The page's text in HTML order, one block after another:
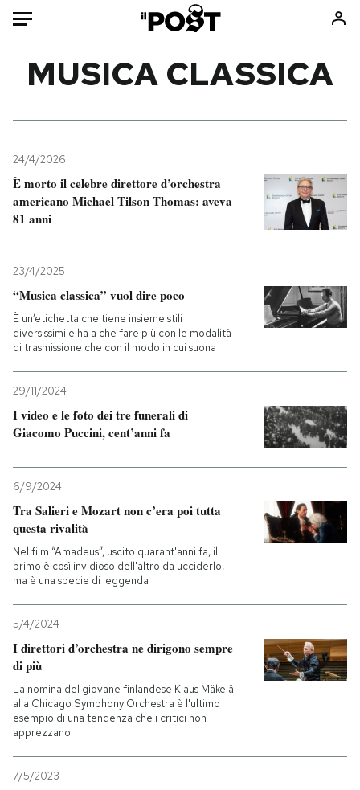
Mondo
Politica
Tecnologia
Internet
Scienza
Cultura
Economia
Sport
Consumismi
Storie/Idee
Ok Boomer!
Media
Mondiali calcio 2026
PODCAST
SHOP
CALENDARIO
AREA PERSONALE
Entra
MUSICA CLASSICA
24/4/2026
È morto il celebre direttore d’orchestra
americano Michael Tilson Thomas: aveva
81 anni
23/4/2025
“Musica classica” vuol dire poco
È un’etichetta che tiene insieme stili
diversissimi e ha a che fare più con le modalità
di trasmissione che con il modo in cui suona
29/11/2024
I video e le foto dei tre funerali di
Giacomo Puccini, cent’anni fa
6/9/2024
Tra Salieri e Mozart non c’era poi tutta
questa rivalità
Nel film “Amadeus”, uscito quarant'anni fa, il
primo è così invidioso dell'altro da ucciderlo,
ma è una specie di leggenda
5/4/2024
I direttori d’orchestra ne dirigono sempre
di più
La nomina del giovane finlandese Klaus Mäkelä
alla Chicago Symphony Orchestra è l'ultimo
esempio di una tendenza che i critici non
apprezzano
7/5/2023